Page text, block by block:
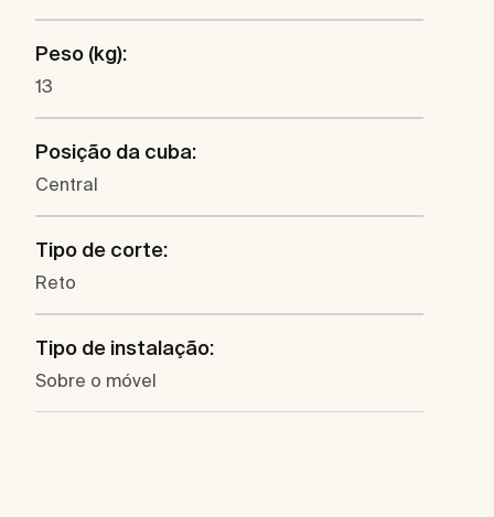
Peso (kg):
13
Posição da cuba:
Central
Tipo de corte:
Reto
Tipo de instalação:
Sobre o móvel